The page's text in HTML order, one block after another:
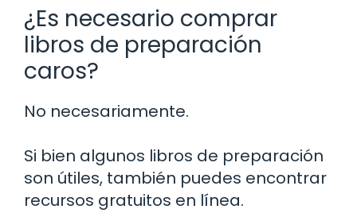
¿Es necesario comprar
libros de preparación
caros?
No necesariamente.
Si bien algunos libros de preparación
son útiles, también puedes encontrar
recursos gratuitos en línea.